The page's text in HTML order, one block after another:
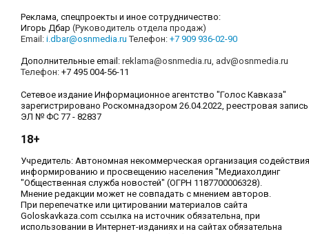
Реклама, спецпроекты и иное сотрудничество:
Игорь Дбар (Руководитель отдела продаж)
Email: i.dbar@osnmedia.ru Телефон: +7 909 936-02-90
Дополнительные email: reklama@osnmedia.ru adv@osnmedia.ru
Телефон: +7 495 004-56-11
Сетевое издание Информационное агентство "Голос Кавказа"
зарегистрировано Роскомнадзором 26.04.2022, реестровая запись
ЭЛ № ФС 77 - 82837
18+
Учредитель: Автономная некоммерческая организация содействия
информированию и просвещению населения "Медиахолдинг
"Общественная служба новостей" (ОГРН 1187700006328).
Мнение редакции может не совпадать с мнением авторов.
При перепечатке или цитировании материалов сайта
Goloskavkaza.com ссылка на источник обязательна, при
использовании в Интернет-изданиях и на сайтах обязательна